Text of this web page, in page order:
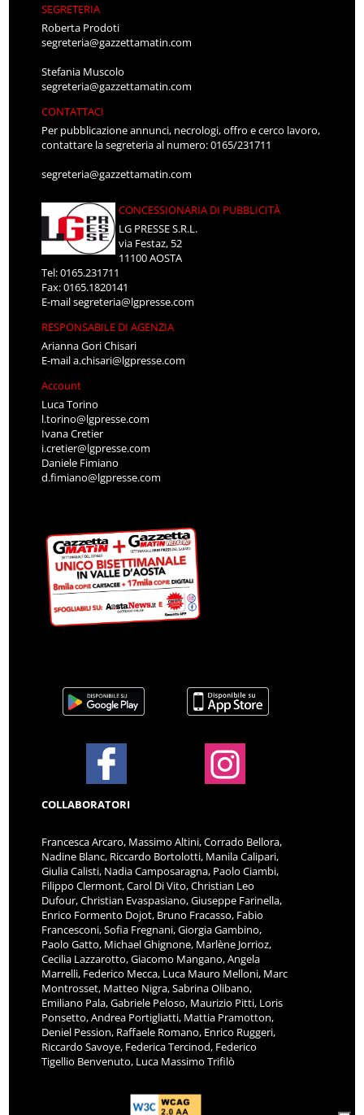
SEGRETERIA
Roberta Prodoti
segreteria@gazzettamatin.com
Stefania Muscolo
segreteria@gazzettamatin.com
CONTATTACI
Per pubblicazione annunci, necrologi, offro e cerco lavoro,
contattare la segreteria al numero: 0165/231711
segreteria@gazzettamatin.com
CONCESSIONARIA DI PUBBLICITÀ
LG PRESSE S.R.L.
via Festaz, 52
11100 AOSTA
Tel: 0165.231711
Fax: 0165.1820141
E-mailsegreteria@lgpresse.com
RESPONSABILE DI AGENZIA
Arianna Gori Chisari
E-maila.chisari@lgpresse.com
Account
Luca Torino
l.torino@lgpresse.com
Ivana Cretier
i.cretier@lgpresse.com
Daniele Fimiano
d.fimiano@lgpresse.com
COLLABORATORI
Francesca Arcaro, Massimo Altini, Corrado Bellora,
Nadine Blanc, Riccardo Bortolotti, Manila Calipari,
Giulia Calisti, Nadia Camposaragna, Paolo Ciambi,
Filippo Clermont, Carol Di Vito, Christian Leo
Dufour, Christian Evaspasiano, Giuseppe Farinella,
Enrico Formento Dojot, Bruno Fracasso, Fabio
Francesconi, Sofia Fregnani, Giorgia Gambino,
Paolo Gatto, Michael Ghignone, Marlène Jorrioz,
Cecilia Lazzarotto, Giacomo Mangano, Angela
Marrelli, Federico Mecca, Luca Mauro Melloni, Marc
Montrosset, Matteo Nigra, Sabrina Olibano,
Emiliano Pala, Gabriele Peloso, Maurizio Pitti, Loris
Ponsetto, Andrea Portigliatti, Mattia Pramotton,
Deniel Pession, Raffaele Romano, Enrico Ruggeri,
Riccardo Savoye, Federica Tercinod, Federico
Tigellio Benvenuto, Luca Massimo Trifilò